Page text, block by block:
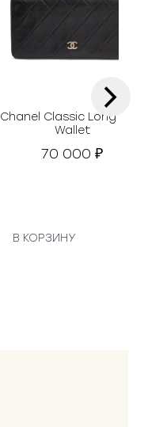
Chanel Classic Long Flap
Wallet
70 000₽
В КОРЗИНУ
›